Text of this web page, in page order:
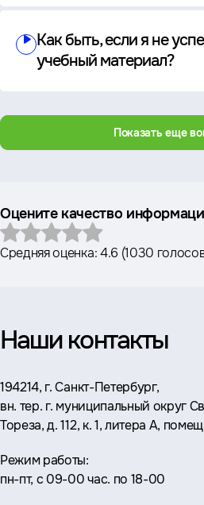
Как быть, если я не
учебный материал?
Показать еще
Оцените качество
Средняя оценка:4.6 (1030
Наши контакты
Адрес:
194214, г. Санкт-Петербург,
вн. тер. г. муниципальный округ
Тореза, д. 112, к. 1, литера А,
Режим работы:
пн-пт, с 09-00 час. по 18-00